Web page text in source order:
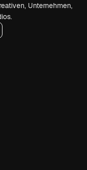
Unternehmen,